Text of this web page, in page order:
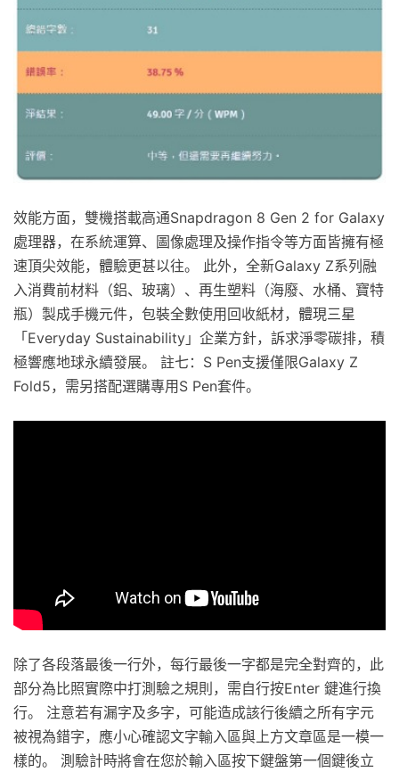
效能方面，雙機搭載高通Snapdragon 8 Gen 2 for Galaxy
處理器，在系統運算、圖像處理及操作指令等方面皆擁有極
速頂尖效能，體驗更甚以往。 此外，全新Galaxy Z系列融
入消費前材料（鋁、玻璃）、再生塑料（海廢、水桶、寶特
瓶）製成手機元件，包裝全數使用回收紙材，體現三星
「Everyday Sustainability」企業方針，訴求淨零碳排，積
極響應地球永續發展。 註七：S Pen支援僅限Galaxy Z
Fold5，需另搭配選購專用S Pen套件。
除了各段落最後一行外，每行最後一字都是完全對齊的，此
部分為比照實際中打測驗之規則，需自行按Enter 鍵進行換
行。 注意若有漏字及多字，可能造成該行後續之所有字元
被視為錯字，應小心確認文字輸入區與上方文章區是一模一
樣的。 測驗計時將會在您於輸入區按下鍵盤第一個鍵後立